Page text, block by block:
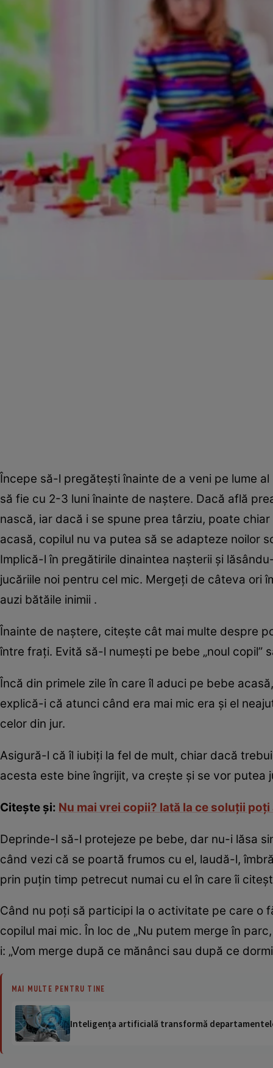
Începe să-l pregăteşti înainte de a veni pe lume
să fie cu 2-3 luni înainte de naştere. Dacă află
nască, iar dacă i se spune prea târziu, poate
acasă, copilul nu va putea să se adapteze noilor
Implică-l în pregătirile dinaintea naşterii şi
jucăriile noi pentru cel mic. Mergeţi de câteva ori
auzi bătăile inimii .
Înainte de naştere, citeşte cât mai multe despre
între fraţi. Evită să-l numeşti pe bebe „noul copil”
Încă din primele zile în care îl aduci pe bebe
explică-i că atunci când era mai mic era şi el
celor din jur.
Asigură-l că îl iubiţi la fel de mult, chiar dacă
acesta este bine îngrijit, va creşte şi se vor putea
Citeşte şi: Nu mai vrei copii? Iată la ce soluţii poţi
Deprinde-l să-l protejeze pe bebe, dar nu-i lăsa
când vezi că se poartă frumos cu el, laudă-l,
prin puţin timp petrecut numai cu el în care îi
Când nu poţi să participi la o activitate pe care o
copilul mai mic. În loc de „Nu putem merge în
i: „Vom merge după ce mănânci sau după ce
MAI MULTE PENTRU TINE
Inteligența artificială transformă